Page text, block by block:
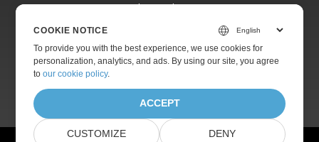
Paid Consulting
Websites
COOKIE NOTICE
To provide you with the best experience, we use cookies for
personalization, analytics, and ads. By using our site, you agree
toour cookie policy.
ACCEPT
CUSTOMIZE DENY